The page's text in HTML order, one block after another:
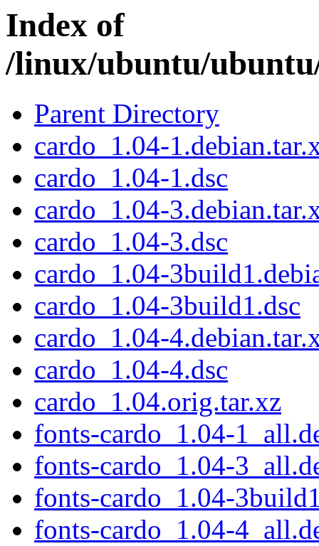
Index of
/linux/ubuntu/
Parent Directory
cardo_1.04-
cardo_1.04-1.dsc
cardo_1.04-
cardo_1.04-3.dsc
cardo_1.04-
cardo_1.04-3build1.dsc
cardo_1.04-
cardo_1.04-4.dsc
cardo_1.04.orig.tar.xz
fonts-cardo_1.04-
fonts-cardo_1.04-
fonts-cardo_1.04-
fonts-cardo_1.04-